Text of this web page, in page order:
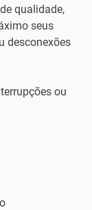
qualidade,
seus
desconexões
ou